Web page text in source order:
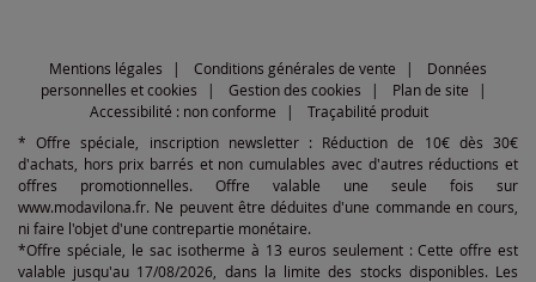
Mentions légales Conditions générales de vente
Données
personnelles et cookies
Gestion des cookies
Plan de site
Accessibilité : non conforme
Traçabilité produit
* Offre spéciale, inscription newsletter : Réduction de 10€ dès 30€
d'achats, hors prix barrés et non cumulables avec d'autres réductions et
offres promotionnelles. Offre valable une seule fois sur
www.modavilona.fr. Ne peuvent être déduites d'une commande en cours,
ni faire l'objet d'une contrepartie monétaire.
*Offre spéciale, le sac isotherme à 13 euros seulement : Cette offre est
valable jusqu'au 17/08/2026, dans la limite des stocks disponibles. Les